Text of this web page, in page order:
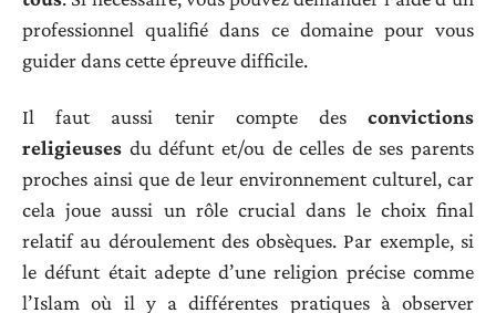
professionnel qualifié dans ce domaine pour vous
guider dans cette épreuve difficile.
Il faut aussi tenir compte des convictions
religieuses du défunt et/ou de celles de ses parents
proches ainsi que de leur environnement culturel, car
cela joue aussi un rôle crucial dans le choix final
relatif au déroulement des obsèques. Par exemple, si
le défunt était adepte d’une religion précise comme
l’Islam où il y a différentes pratiques à observer